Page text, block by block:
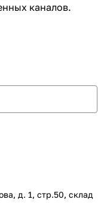
каналов.
д. 1, стр.50, склад